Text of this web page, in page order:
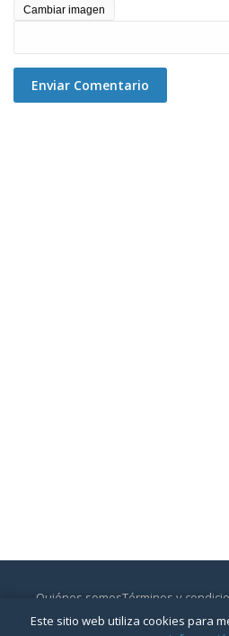
Este sitio web utiliza cookies para
Cambiar imagen
Enviar Comentario
Quiénes somosTérminos y
Contactar